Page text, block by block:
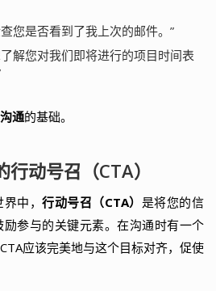
您是否看到了我上次的邮件。”
解您对我们即将进行的项目时间表
通的基础。
动号召（CTA）
界中，行动号召（CTA） 是将您的信
参与的关键元素。在沟通时有一个
应该完美地与这个目标对齐，促使